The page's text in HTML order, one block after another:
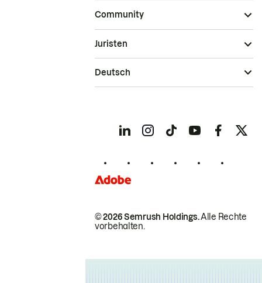
Community
© 2026 Semrush Holdings.Alle Rechte
vorbehalten.
Juristen
Deutsch